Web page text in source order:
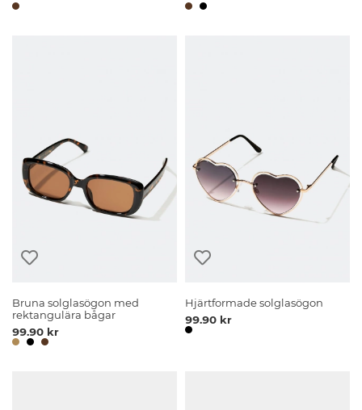
Bruna solglasögon med
rektangulära bågar
99.90 kr
Hjärtformade solglasögon
99.90 kr